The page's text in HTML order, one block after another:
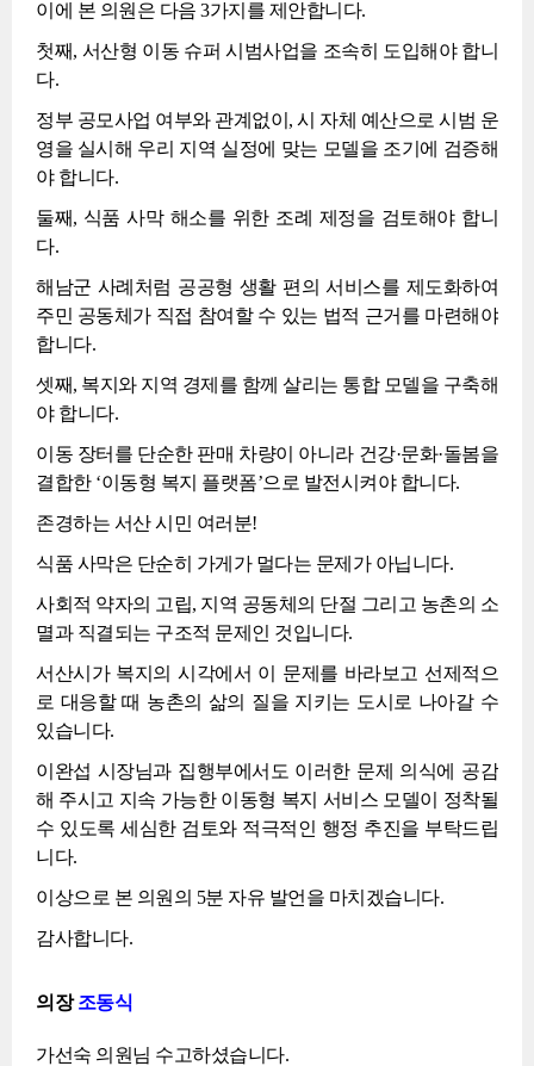
이에 본 의원은 다음 3가지를 제안합니다.
첫째, 서산형 이동 슈퍼 시범사업을 조속히 도입해야 합니
다.
정부 공모사업 여부와 관계없이, 시 자체 예산으로 시범 운
영을 실시해 우리 지역 실정에 맞는 모델을 조기에 검증해
야 합니다.
둘째, 식품 사막 해소를 위한 조례 제정을 검토해야 합니
다.
해남군 사례처럼 공공형 생활 편의 서비스를 제도화하여
주민 공동체가 직접 참여할 수 있는 법적 근거를 마련해야
합니다.
셋째, 복지와 지역 경제를 함께 살리는 통합 모델을 구축해
야 합니다.
이동 장터를 단순한 판매 차량이 아니라 건강·문화·돌봄을
결합한 ‘이동형 복지 플랫폼’으로 발전시켜야 합니다.
존경하는 서산 시민 여러분!
식품 사막은 단순히 가게가 멀다는 문제가 아닙니다.
사회적 약자의 고립, 지역 공동체의 단절 그리고 농촌의 소
멸과 직결되는 구조적 문제인 것입니다.
서산시가 복지의 시각에서 이 문제를 바라보고 선제적으
로 대응할 때 농촌의 삶의 질을 지키는 도시로 나아갈 수
있습니다.
이완섭 시장님과 집행부에서도 이러한 문제 의식에 공감
해 주시고 지속 가능한 이동형 복지 서비스 모델이 정착될
수 있도록 세심한 검토와 적극적인 행정 추진을 부탁드립
니다.
이상으로 본 의원의 5분 자유 발언을 마치겠습니다.
감사합니다.
의장조동식
가선숙 의원님 수고하셨습니다.